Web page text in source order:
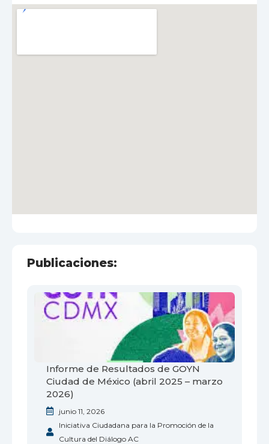
Publicaciones:
Informe de Resultados de GOYN
Ciudad de México (abril 2025 – marzo
2026)
junio 11, 2026
Iniciativa Ciudadana para la Promoción de la
Cultura del Diálogo AC